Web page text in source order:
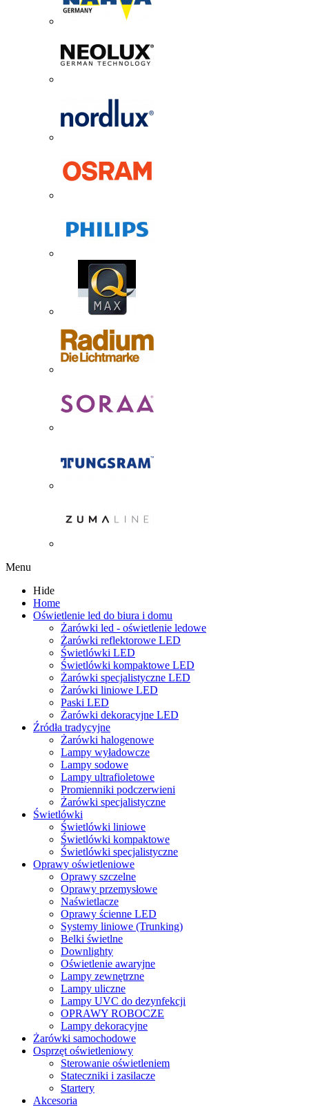
Menu
Hide
Home
Oświetlenie led do biura i domu
Żarówki led - oświetlenie ledowe
Żarówki reflektorowe LED
Świetlówki LED
Świetlówki kompaktowe LED
Żarówki specjalistyczne LED
Żarówki liniowe LED
Paski LED
Żarówki dekoracyjne LED
Źródła tradycyjne
Żarówki halogenowe
Lampy wyładowcze
Lampy sodowe
Lampy ultrafioletowe
Promienniki podczerwieni
Żarówki specjalistyczne
Świetlówki
Świetlówki liniowe
Świetlówki kompaktowe
Świetlówki specjalistyczne
Oprawy oświetleniowe
Oprawy szczelne
Oprawy przemysłowe
Naświetlacze
Oprawy ścienne LED
Systemy liniowe (Trunking)
Belki świetlne
Downlighty
Oświetlenie awaryjne
Lampy zewnętrzne
Lampy uliczne
Lampy UVC do dezynfekcji
OPRAWY ROBOCZE
Lampy dekoracyjne
Żarówki samochodowe
Osprzęt oświetleniowy
Sterowanie oświetleniem
Stateczniki i zasilacze
Startery
Akcesoria